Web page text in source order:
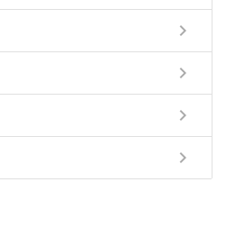
chevron_right
chevron_right
chevron_right
chevron_right